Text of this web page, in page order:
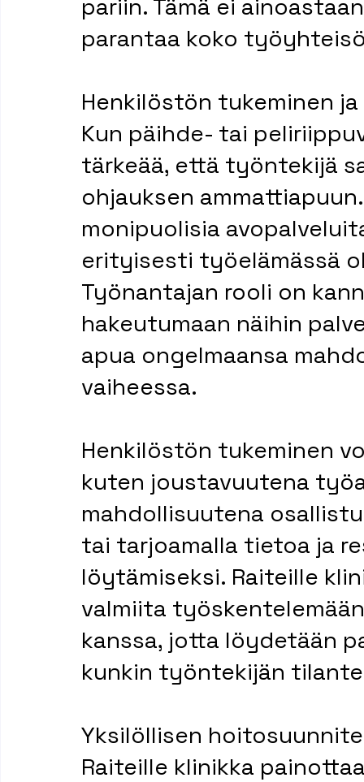
pariin. Tämä ei
parantaa koko
Henkilöstön tukeminen
Kun päihde- tai
tärkeää, että työntekijä
ohjauksen
monipuolisia
erityisesti työelämässä
Työnantajan rooli on
hakeutumaan näihin
apua ongelmaansa
vaiheessa.
Henkilöstön tukeminen
kuten joustavuutena
mahdollisuutena
tai tarjoamalla tietoa ja
löytämiseksi. Raiteille
valmiita
kanssa, jotta löydetään
kunkin työntekijän
Yksilöllisen
Raiteille klinikka